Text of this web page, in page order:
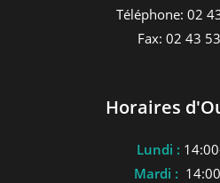
Téléphone: 02
Fax: 02 43
Horaires
Lundi :
Mardi :